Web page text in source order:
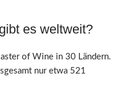
es weltweit?
of Wine in 30 Ländern.
nur etwa 521